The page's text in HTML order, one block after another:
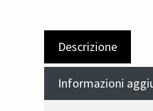
Descrizione
Informazioni